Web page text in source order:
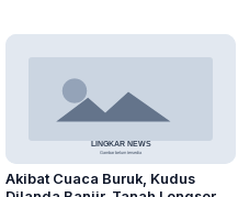
Akibat Cuaca Buruk, Kudus